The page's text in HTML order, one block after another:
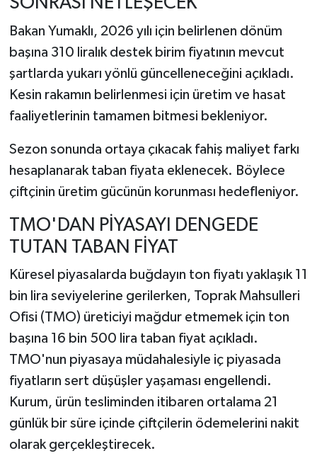
Bakan Yumaklı, 2026 yılı için belirlenen dönüm
başına 310 liralık destek birim fiyatının mevcut
şartlarda yukarı yönlü güncelleneceğini açıkladı.
Kesin rakamın belirlenmesi için üretim ve hasat
faaliyetlerinin tamamen bitmesi bekleniyor.
Sezon sonunda ortaya çıkacak fahiş maliyet farkı
hesaplanarak taban fiyata eklenecek. Böylece
çiftçinin üretim gücünün korunması hedefleniyor.
TMO'DAN PİYASAYI DENGEDE
TUTAN TABAN FİYAT
Küresel piyasalarda buğdayın ton fiyatı yaklaşık 11
bin lira seviyelerine gerilerken, Toprak Mahsulleri
Ofisi (TMO) üreticiyi mağdur etmemek için ton
başına 16 bin 500 lira taban fiyat açıkladı.
TMO'nun piyasaya müdahalesiyle iç piyasada
fiyatların sert düşüşler yaşaması engellendi.
Kurum, ürün tesliminden itibaren ortalama 21
günlük bir süre içinde çiftçilerin ödemelerini nakit
olarak gerçekleştirecek.